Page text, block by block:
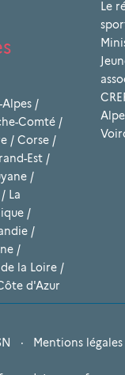
Alpes /
Comté /
/ Corse /
Est /
/
/ La
/
/
/
de la Loire /
d'Azur
Le
· Mentions légales